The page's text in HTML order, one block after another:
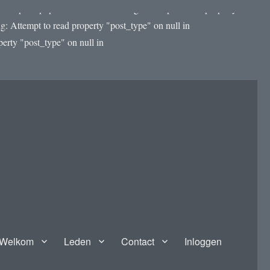
Attempt to read property "post_type" on null in
"post_type" on null in
Leden Contact Inloggen